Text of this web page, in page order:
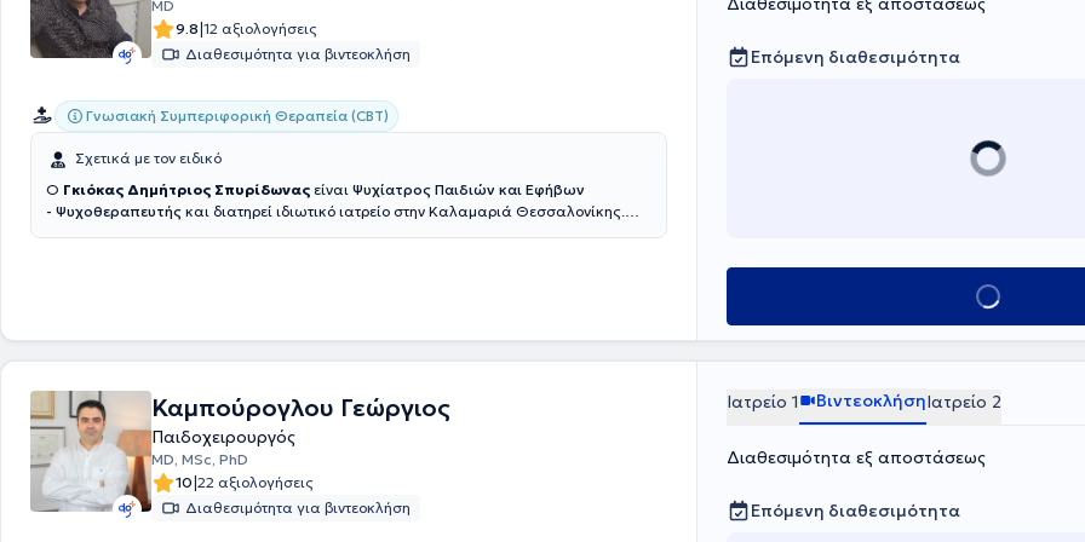
MD
9.8|12 αξιολογήσεις
Διαθεσιμότητα για βιντεοκλήση
Γνωσιακή Συμπεριφορική Θεραπεία (CBT)
Σχετικά με τον ειδικό
Ο Γκιόκας Δημήτριος Σπυρίδωνας είναι Ψυχίατρος Παιδιών και Εφήβων
- Ψυχοθεραπευτής και διατηρεί ιδιωτικό ιατρείο στην Καλαμαριά Θεσσαλονίκης.
έχοντας λάβει ειδικότητα Ψυχιατρικής παιδιού και εφήβου. Στα πλαίσια της δια βίου
μάθησης, έχει συμμετάσχει σε εκπαιδευτικά σεμινάρια, επιστημονικά συνέδρια και
Είναι μέλος του Ειδικού Σώματος Ιατρών του Κέντρου Πιστοποίησης Αναπηρίας
(ΚΕ.Π.Α.), μέλος του Ιατρικού Συλλόγου Θεσσαλονίκης και της Παιδοψυχιατρικής
Εταιρίας Ελλάδος. Επίσης είναι επιστημονικά υπεύθυνος του Ανοικτού Κέντρου
Παιδιού των Ιατρών του Κόσμου στη Περιφέρεια Θεσσαλονίκης. Τέλος, στο ιδιωτικό
του ιατρείο παρέχει υπηρεσίες παιδοψυχιατρικής εκτίμησης, ψυχοθεραπείας
παιδιών, οικογένειας και ενηλίκων, φαρμακοθεραπείας, συνταγογράφησης
Επόμενη διαθεσιμότητα
Κλείσε ραντεβού
Καμπούρογλου Γεώργιος
Παιδοχειρουργός
MD, MSc, PhD
10|22 αξιολογήσεις
Διαθεσιμότητα για βιντεοκλήση
Ιατρείο 1 ΒιντεοκλήσηΙατρείο 2
Διαθεσιμότητα εξ αποστάσεως
Επόμενη διαθεσιμότητα